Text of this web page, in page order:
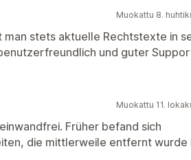
Muokattu 8.
stets aktuelle Rechtstexte in
und guter
Muokattu 11.
Früher befand sich
die mittlerweile entfernt wurde